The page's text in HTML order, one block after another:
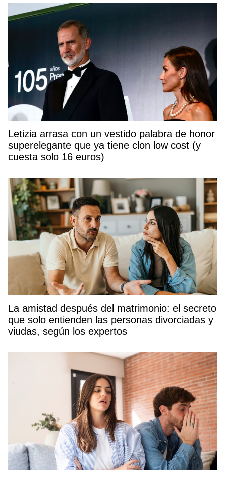
Letizia arrasa con un vestido palabra de honor
superelegante que ya tiene clon low cost (y
cuesta solo 16 euros)
La amistad después del matrimonio: el secreto
que solo entienden las personas divorciadas y
viudas, según los expertos